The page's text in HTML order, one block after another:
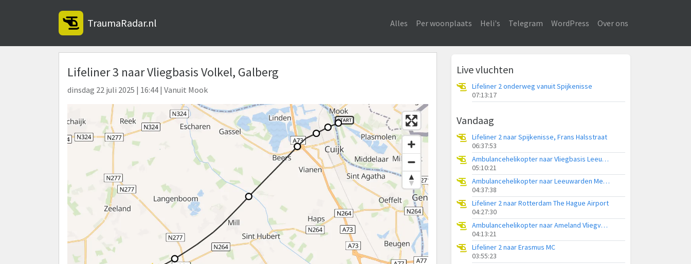
TraumaRadar.nl Alles Per woonplaats Heli's Telegram WordPress Over ons
Lifeliner 3 naar Vliegbasis Volkel, Galberg
dinsdag 22 juli 2025 | 16:44 | Vanuit Mook
Live vluchten
Lifeliner 2 onderweg vanuit Spijkenisse
07:13:17
Vandaag
Lifeliner 2 naar Spijkenisse, Frans Halsstraat
06:37:53
Ambulancehelikopter naar Vliegbasis Leeuwarden
05:10:21
Ambulancehelikopter naar Leeuwarden Medical Center Heliport
04:37:38
Lifeliner 2 naar Rotterdam The Hague Airport
04:27:30
Ambulancehelikopter naar Ameland Vliegveld Ballum
04:13:21
Lifeliner 2 naar Erasmus MC
03:55:23